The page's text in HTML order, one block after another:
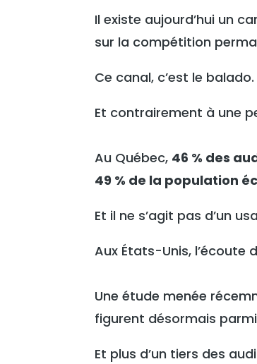
Il existe aujourd’hui un
sur la compétition
Ce canal, c’est le balado.
Et contrairement à une
Au Québec, 46 % des
49 % de la population
Et il ne s’agit pas d’un
Aux États-Unis,
Une étude menée
figurent désormais
Et plus d’un tiers des